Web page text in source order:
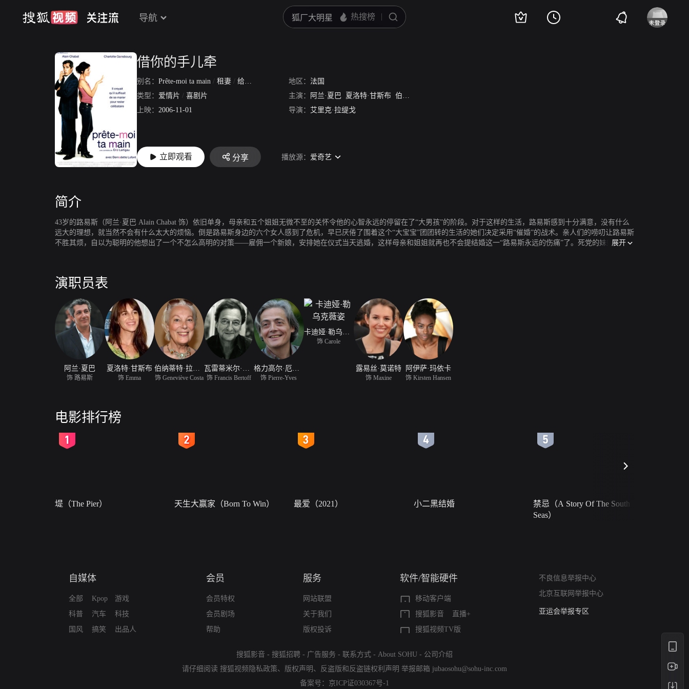
导航
借你的手儿牵
别名： Prête-moi ta main / 租妻 / 给我你的手 地区： 法国
类型： 爱情片 / 喜剧片 主演： 阿兰·夏巴 夏洛特·甘斯布 伯纳蒂特·拉方特
上映： 2006-11-01 导演： 艾里克·拉缇戈
立即观看 分享 播放源： 爱奇艺
简介
43岁的路易斯（阿兰·夏巴 Alain Chabat 饰）依旧单身，母亲和五个姐姐无微不至的关怀令他的心智永远的停留在了“大男孩”的阶段。对于这样的生活，路易斯感到十分满意，没有什么
远大的理想，就当然不会有什么太大的烦恼。倒是路易斯身边的六个女人感到了危机，早已厌倦了围着这个“大宝宝”团团转的生活的她们决定采用“催婚”的战术。亲人们的唠叨让路易斯
不胜其烦，自以为聪明的他想出了一个不怎么高明的对策——雇佣一个新娘，安排她在仪式当天逃婚，这样母亲和姐姐就再也不会提结婚这一“路易斯永远的伤痛”了。死党的妹妹艾玛
展开
演职员表
阿兰·夏巴
饰 路易斯
夏洛特·甘斯布
饰 Emma 饰 Geneviève Costa 饰 Francis Bertoff 饰 Pierre-Yves
卡迪娅·勒乌克薇姿
饰 Carole
露易丝·莫诺特
饰 Maxine
阿伊萨·玛依卡
饰 Kirsten Hansen
电影排行榜
堤（The Pier） 天生大赢家（Born To Win） 最爱（2021） 小二黑结婚
禁忌（A Story Of The South
Seas）
自媒体
全部
科普
国风
Kpop
汽车
搞笑
游戏
科技
出品人
会员
会员特权
会员剧场
帮助
服务
网站联盟
关于我们
版权投诉
软件/智能硬件
移动客户端
搜狐影音
直播+
搜狐视频TV版
不良信息举报中心
北京互联网举报中心
亚运会举报专区
涉历史虚无举报
搜狐影音 - 搜狐招聘 - 广告服务 - 联系方式 - About SOHU - 公司介绍
请仔细阅读 搜狐视频隐私政策、 版权声明 、 反盗版和反盗链权利声明 举报邮箱 jubaosohu@sohu-inc.com
备案号： 京ICP证030367号-1